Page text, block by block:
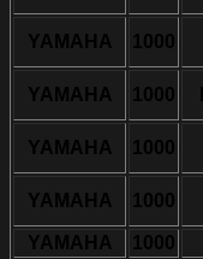
YAMAHA 1000
YAMAHA 1000
YAMAHA 1000
YAMAHA 1000
YAMAHA
1000